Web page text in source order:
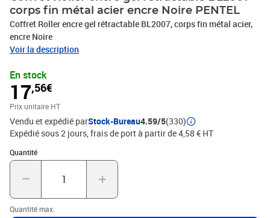
corps fin métal acier encre Noire PENTEL
Coffret Roller encre gel rétractable BL2007, corps fin métal acier,
encre Noire
Voir la description
En stock
17,56€
Prix unitaire HT
Vendu et expédié parStock-Bureau4.59/5(330)
Expédié sous 2 jours, frais de port à partir de 4,58 € HT
Quantité
Quantité : 1
Quantité max.